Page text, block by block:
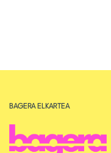
BAGERA ELKARTEA